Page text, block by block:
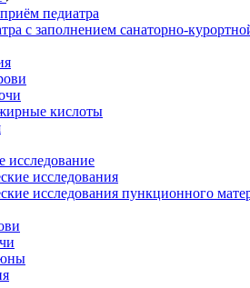
педиатра
с заполнением санаторно-
кислоты
исследование
исследования
исследования пункционного